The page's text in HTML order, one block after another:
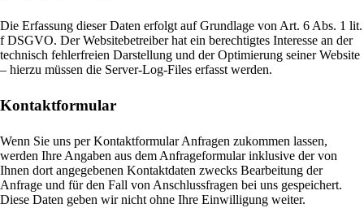
Die Erfassung dieser Daten erfolgt auf Grundlage von Art. 6 Abs. 1 lit.
f DSGVO. Der Websitebetreiber hat ein berechtigtes Interesse an der
technisch fehlerfreien Darstellung und der Optimierung seiner Website
– hierzu müssen die Server-Log-Files erfasst werden.
Kontaktformular
Wenn Sie uns per Kontaktformular Anfragen zukommen lassen,
werden Ihre Angaben aus dem Anfrageformular inklusive der von
Ihnen dort angegebenen Kontaktdaten zwecks Bearbeitung der
Anfrage und für den Fall von Anschlussfragen bei uns gespeichert.
Diese Daten geben wir nicht ohne Ihre Einwilligung weiter.